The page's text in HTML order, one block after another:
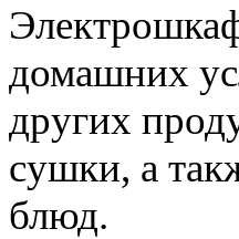
домашних
других
сушки, а
блюд.